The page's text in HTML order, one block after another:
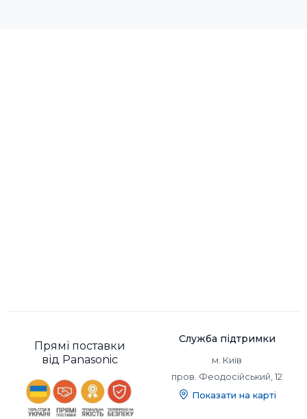
Прямі поставки
від Panasonic
Служба підтримки
м. Київ
пров. Феодосійський, 12
Показати на карті